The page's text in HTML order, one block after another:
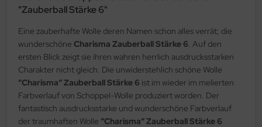
"Zauberball Stärke 6"
Eine zauberhafte Wolle deren Namen schon alles verrät; die
wunderschöne Charisma Zauberball Stärke 6. Auf den
ersten Blick zeigt sie ihren wahren herrlich ausdrucksstarken
Charakter nicht gleich. Die unwiderstehlich schöne Wolle
“Charisma“ Zauberball Stärke 6 ist im wieder im melierten
Farbverlauf von Schoppel-Wolle produziert worden. Der
fantastisch ausdrucksstarke und wunderschöne Farbverlauf
der traumhaften Wolle “Charisma“ Zauberball Stärke 6